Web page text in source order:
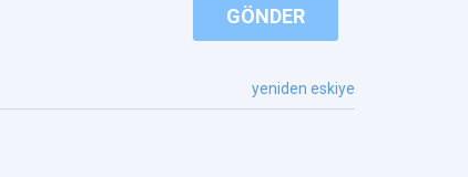
GÖNDER
yeniden eskiye